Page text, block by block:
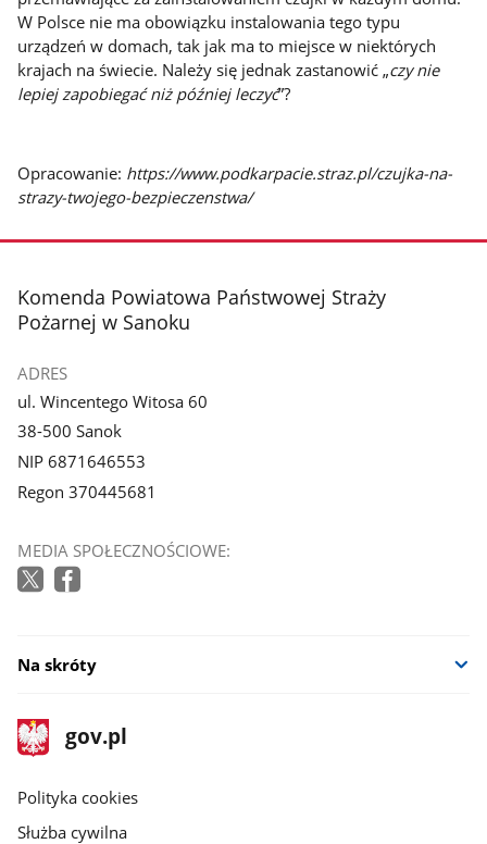
W Polsce nie ma obowiązku instalowania tego typu
urządzeń w domach, tak jak ma to miejsce w niektórych
krajach na świecie. Należy się jednak zastanowić „czy nie
lepiej zapobiegać niż później leczyć”?
Opracowanie: https://www.podkarpacie.straz.pl/czujka-na-
strazy-twojego-bezpieczenstwa/
stopka
Komenda Powiatowa Państwowej Straży
Pożarnej w Sanoku
ADRES
ul. Wincentego Witosa 60
38-500 Sanok
NIP 6871646553
Regon 370445681
MEDIA SPOŁECZNOŚCIOWE:
Na skróty
stopka
gov.pl
Strona
gov.pl
gov.pl
Polityka cookies
Służba cywilna